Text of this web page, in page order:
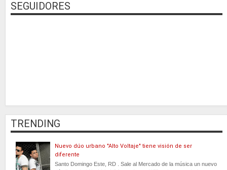
SEGUIDORES
TRENDING
Nuevo dúo urbano "Alto Voltaje" tiene visión de ser
diferente
Santo Domingo Este, RD . Sale al Mercado de la música un nuevo